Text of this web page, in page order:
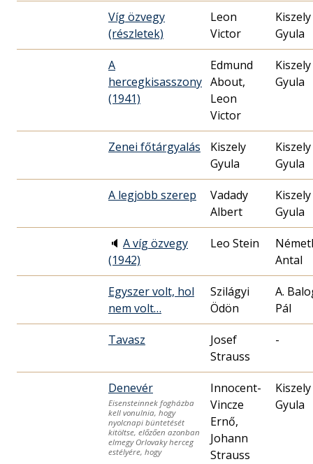
Víg özvegy
(részletek)
Leon
Victor
Kiszely
Gyula
A
hercegkisasszony
(1941)
Edmund
About,
Leon
Victor
Kiszely
Gyula
Zenei főtárgyalás
Kiszely
Gyula
Kiszely
Gyula
A legjobb szerep
Vadady
Albert
Kiszely
Gyula
🔈 A víg özvegy
(1942)
Leo Stein
Antal
Egyszer volt, hol
nem volt…
Szilágyi
Ödön
A.
Pál
Tavasz
Josef
Strauss
-
Denevér
Eisensteinnek fogházba
kell vonulnia, hogy
nyolcnapi büntetését
kitöltse, előzően azonban
elmegy Orlovaky herceg
estélyére, hogy
Innocent-
Vincze
Ernő,
Johann
Strauss
Kiszely
Gyula